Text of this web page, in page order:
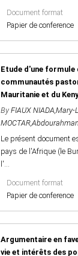
Document format
Papier de conference
Etude d'une
communautés
Mauritanie et du
By FIAUX NIADA,Mary-
Le présent document
pays de l'Afrique (le
l'...
Document format
Papier de conference
Argumentaire en
vie et intérêts des